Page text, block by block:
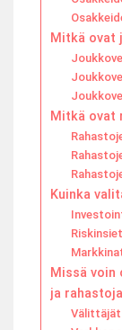
Mitkä ovat
Mitkä ovat
Kuinka
Missä voin
ja
Välittäjät